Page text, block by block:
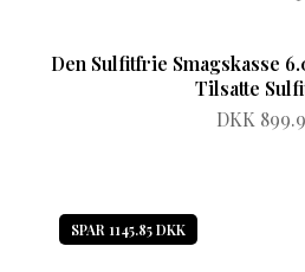
Den Sulfitfrie Smagskasse
Tilsatte
DKK
SPAR 1145.85 DKK